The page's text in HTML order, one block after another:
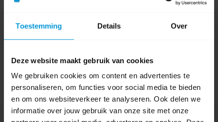
Toestemming Details Over
Deze website maakt gebruik van cookies
We gebruiken cookies om content en advertenties te
personaliseren, om functies voor social media te bieden
en om ons websiteverkeer te analyseren. Ook delen we
informatie over jouw gebruik van onze site met onze